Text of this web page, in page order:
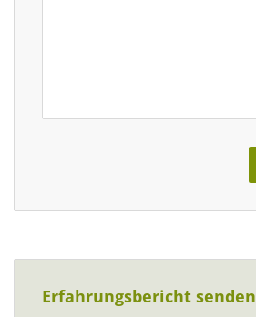
Erfahrungsbericht senden